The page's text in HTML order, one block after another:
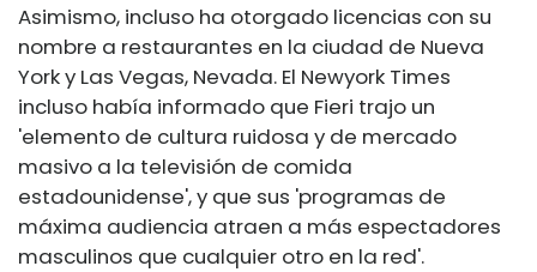
Asimismo, incluso ha otorgado licencias con su
nombre a restaurantes en la ciudad de Nueva
York y Las Vegas, Nevada. El Newyork Times
incluso había informado que Fieri trajo un
'elemento de cultura ruidosa y de mercado
masivo a la televisión de comida
estadounidense', y que sus 'programas de
máxima audiencia atraen a más espectadores
masculinos que cualquier otro en la red'.